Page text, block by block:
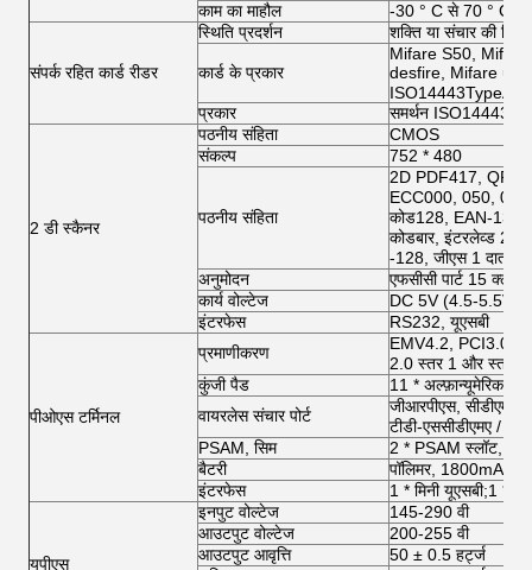
काम का माहौल
-30 ° C से 70 ° C
संपर्क रहित कार्ड रीडर
स्थिति प्रदर्शन शक्ति या संचार की
कार्ड के प्रकार
Mifare S50,
desfire, Mifare
ISO14443TypeA
प्रकार
समर्थन ISO14443
2 डी स्कैनर
पठनीय संहिता
CMOS
संकल्प
752 * 480
पठनीय संहिता
2D PDF417, QR
ECC000, 050, 080,
कोड128, EAN-13,
कोडबार, इंटरलेव्ड 2
-128, जीएस 1 दातार,
अनुमोदन
एफसीसी पार्ट 15 क्लास
कार्य वोल्टेज
DC 5V (4.5-5.5V)
इंटरफेस
RS232, यूएसबी
पीओएस टर्मिनल
प्रमाणीकरण
EMV4.2, PCI3.0,
2.0 स्तर 1 और स्तर 2
कुंजी पैड
11 * अल्फ़ान्यूमेरिक
वायरलेस संचार पोर्ट
जीआरपीएस, सीडीएमए
टीडी-एससीडीएमए /
PSAM, सिम
2 * PSAM स्लॉट,
बैटरी
पॉलिमर, 1800mAh,
इंटरफेस
1 * मिनी यूएसबी;1 *
यूपीएस
इनपुट वोल्टेज
145-290 वी
आउटपुट वोल्टेज
200-255 वी
आउटपुट आवृत्ति
50 ± 0.5 हर्ट्ज